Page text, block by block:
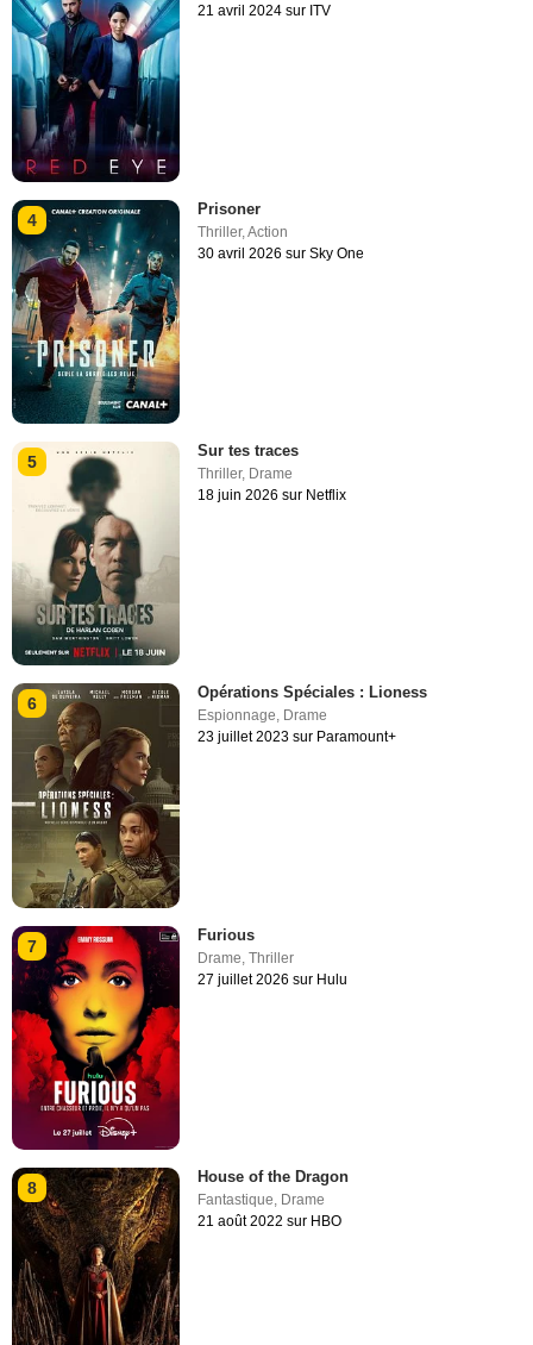
21 avril 2024 sur ITV
4
Prisoner
Thriller,Action
30 avril 2026 sur Sky One
5
Sur tes traces
Thriller, Drame
18 juin 2026 sur Netflix
6
Opérations Spéciales : Lioness
Espionnage, Drame
23 juillet 2023 sur Paramount+
7
Furious
Drame ,Thriller
27 juillet 2026 sur Hulu
8
House of the Dragon
Fantastique, Drame
21 août 2022 sur HBO